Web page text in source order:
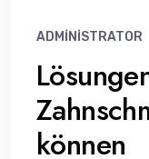
ADMINISTRATOR
können